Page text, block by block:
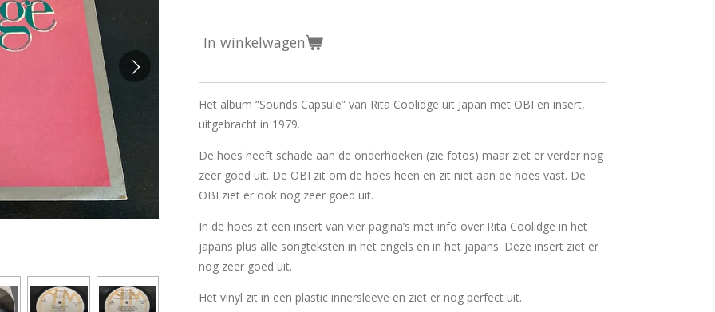
In winkelwagen
Het album “Sounds Capsule” van Rita Coolidge uit Japan met OBI en insert,
uitgebracht in 1979.
De hoes heeft schade aan de onderhoeken (zie fotos) maar ziet er verder nog
zeer goed uit. De OBI zit om de hoes heen en zit niet aan de hoes vast. De
OBI ziet er ook nog zeer goed uit.
In de hoes zit een insert van vier pagina’s met info over Rita Coolidge in het
japans plus alle songteksten in het engels en in het japans. Deze insert ziet er
nog zeer goed uit.
Het vinyl zit in een plastic innersleeve en ziet er nog perfect uit.